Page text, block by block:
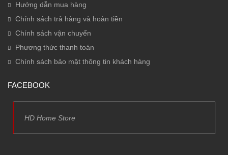
Hướng dẫn mua hàng
Chính sách trả hàng và hoàn tiền
Chính sách vận chuyển
Phương thức thanh toán
Chính sách bảo mật thông tin khách hàng
FACEBOOK
HD Home Store